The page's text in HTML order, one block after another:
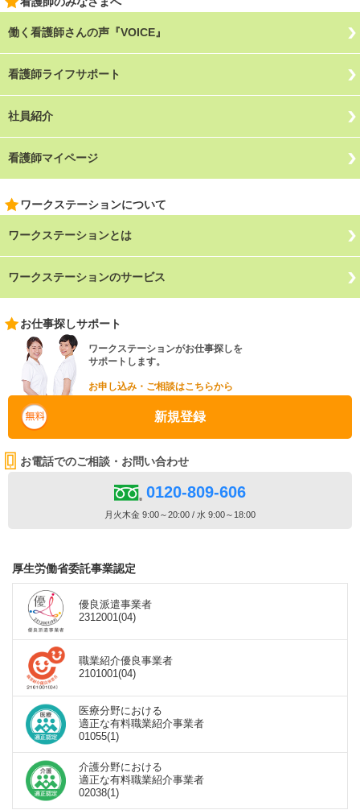
働く看護師さんの声『VOICE』
看護師ライフサポート
社員紹介
看護師マイページ
ワークステーションについて
ワークステーションとは
ワークステーションのサービス
お仕事探しサポート
ワークステーションがお仕事探しを
サポートします。
お申し込み・ご相談はこちらから
新規登録
お電話でのご相談・お問い合わせ
0120-809-606
月火木金 9:00～20:00 / 水 9:00～18:00
厚生労働省委託事業認定
優良派遣事業者
2312001(04)
職業紹介優良事業者
2101001(04)
医療分野における
適正な有料職業紹介事業者
01055(1)
介護分野における
適正な有料職業紹介事業者
02038(1)